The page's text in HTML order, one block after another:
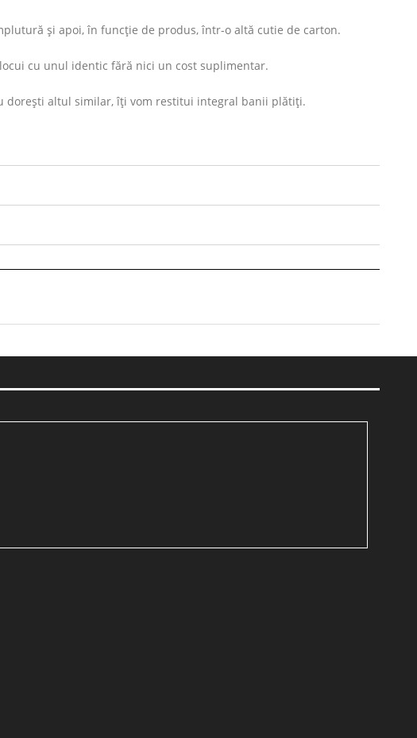
și apoi, în funcție de produs, într-o altă cutie de carton.
cu unul identic fără nici un cost suplimentar.
dorești altul similar, îți vom restitui integral banii plătiți.